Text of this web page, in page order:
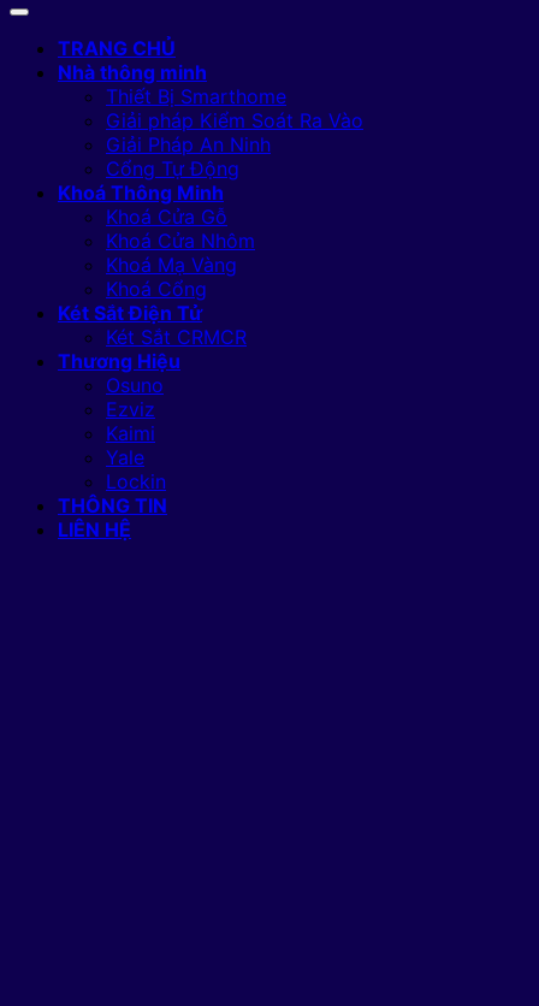
TRANG CHỦ
Nhà thông minh
Thiết Bị Smarthome
Giải pháp Kiểm Soát Ra Vào
Giải Pháp An Ninh
Cổng Tự Động
Khoá Thông Minh
Khoá Cửa Gỗ
Khoá Cửa Nhôm
Khoá Mạ Vàng
Khoá Cổng
Két Sắt Điện Tử
Két Sắt CRMCR
Thương Hiệu
Osuno
Ezviz
Kaimi
Yale
Lockin
THÔNG TIN
LIÊN HỆ